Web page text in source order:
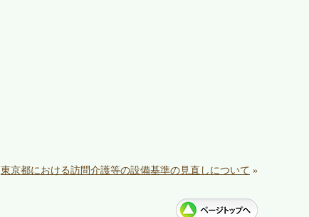
東京都における訪問介護等の設備基準の見直しについて »